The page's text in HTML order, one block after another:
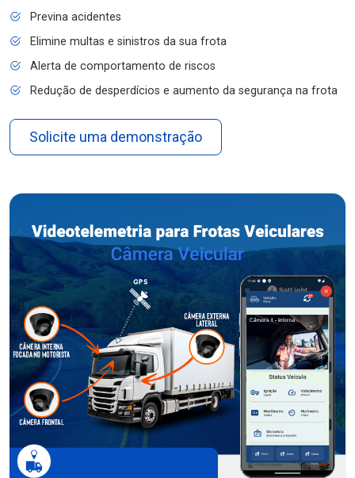
Previna acidentes
Elimine multas e sinistros da sua frota
Alerta de comportamento de riscos
Redução de desperdícios e aumento da segurança na frota
Solicite uma demonstração